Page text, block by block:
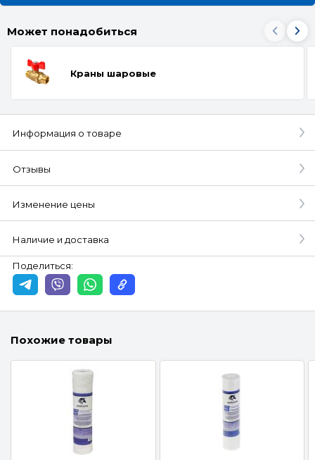
Может понадобиться
Краны шаровые
Информация о товаре
Отзывы
Изменение цены
Наличие и доставка
Поделиться:
Похожие товары